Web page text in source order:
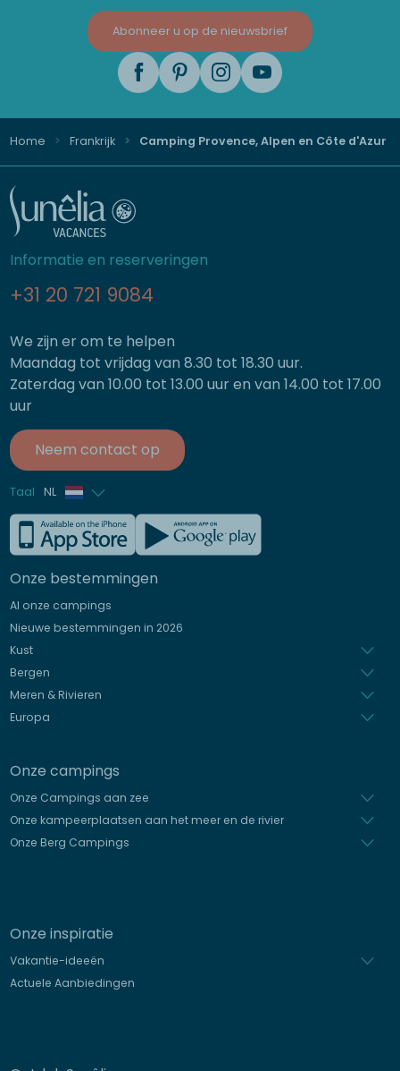
Abonneer u op de nieuwsbrief
Home Frankrijk Camping Provence, Alpen en Côte d'Azur
Informatie en reserveringen
+31 20 721 9084
We zijn er om te helpen
Maandag tot vrijdag van 8.30 tot 18.30 uur.
Zaterdag van 10.00 tot 13.00 uur en van 14.00 tot 17.00
uur
Neem contact op
Taal NL
Frans
Engels
Duits
Italiaans
Onze bestemmingen
Al onze campings
Nieuwe bestemmingen in 2026
Kust
Bergen
Meren & Rivieren
Europa
Onze campings
Onze Campings aan zee
Onze kampeerplaatsen aan het meer en de rivier
Onze Berg Campings
Onze inspiratie
Vakantie-ideeën
Actuele Aanbiedingen